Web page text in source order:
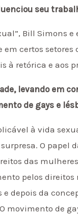
seu
Bill Simons
em certos
à retórica e aos
levando em
de gays e
à vida
O papel
das
pelos
depois da
movimento de